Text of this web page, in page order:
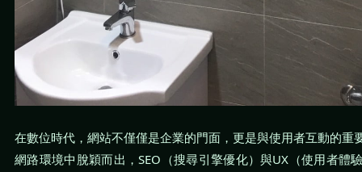
在數位時代，網站不僅僅是企業的門面，更是與使用者互動的重
網路環境中脫穎而出，SEO（搜尋引擎優化）與UX（使用者體